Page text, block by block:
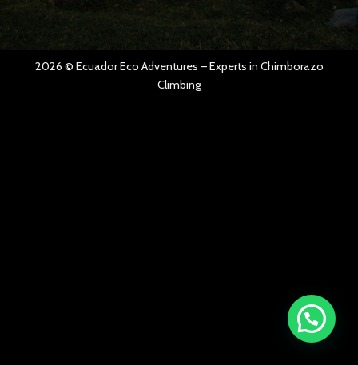
2026 © Ecuador Eco Adventures – Experts in Chimborazo
Climbing